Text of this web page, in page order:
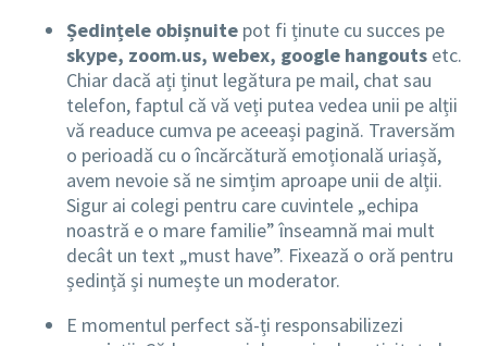
Ședințele obișnuite pot fi ținute cu succes pe
skype, zoom.us, webex, google hangouts etc.
Chiar dacă ați ținut legătura pe mail, chat sau
telefon, faptul că vă veți putea vedea unii pe alții
vă readuce cumva pe aceeași pagină. Traversăm
o perioadă cu o încărcătură emoțională uriașă,
avem nevoie să ne simțim aproape unii de alții.
Sigur ai colegi pentru care cuvintele „echipa
noastră e o mare familie” înseamnă mai mult
decât un text „must have”. Fixează o oră pentru
ședință și numește un moderator.
E momentul perfect să-ți responsabilizezi